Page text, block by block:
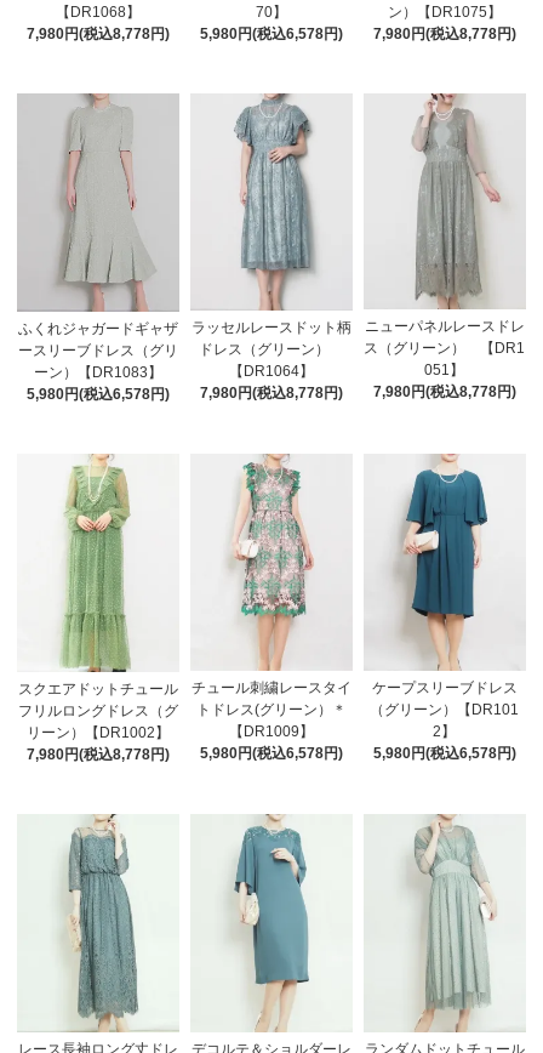
【DR1068】
7,980円(税込8,778円)
70】
5,980円(税込6,578円)
ン）【DR1075】
7,980円(税込8,778円)
ふくれジャガードギャザ
ースリーブドレス（グリ
ーン）【DR1083】
5,980円(税込6,578円)
ラッセルレースドット柄
ドレス（グリーン）
【DR1064】
7,980円(税込8,778円)
ニューパネルレースドレ
ス（グリーン） 【DR1
051】
7,980円(税込8,778円)
スクエアドットチュール
フリルロングドレス（グ
リーン）【DR1002】
7,980円(税込8,778円)
チュール刺繍レースタイ
トドレス(グリーン）＊
【DR1009】
5,980円(税込6,578円)
ケープスリーブドレス
（グリーン）【DR101
2】
5,980円(税込6,578円)
レース長袖ロング丈ドレ
デコルテ＆ショルダーレ
ランダムドットチュール